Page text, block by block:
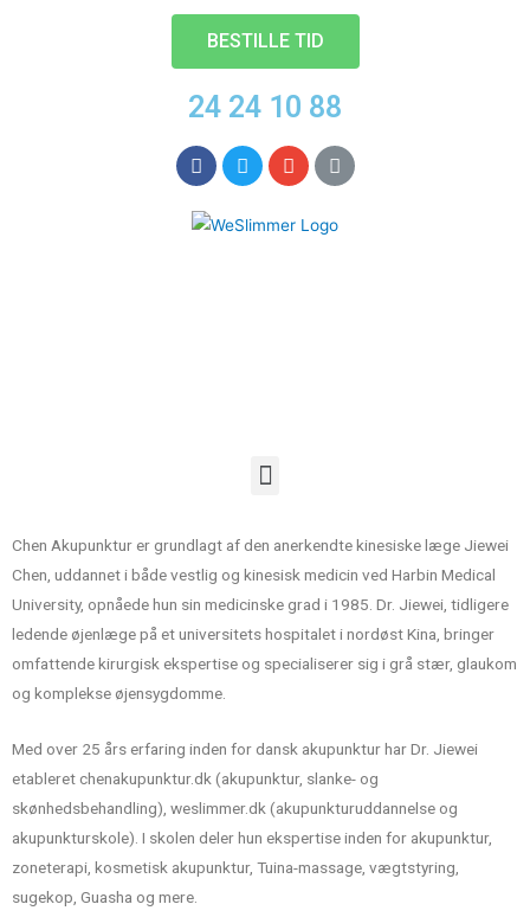
BESTILLE TID
24 24 10 88
Chen Akupunktur er grundlagt af den anerkendte kinesiske læge Jiewei
Chen, uddannet i både vestlig og kinesisk medicin ved Harbin Medical
University, opnåede hun sin medicinske grad i 1985. Dr. Jiewei, tidligere
ledende øjenlæge på et universitets hospitalet i nordøst Kina, bringer
omfattende kirurgisk ekspertise og specialiserer sig i grå stær, glaukom
og komplekse øjensygdomme.
Med over 25 års erfaring inden for dansk akupunktur har Dr. Jiewei
etableret chenakupunktur.dk (akupunktur, slanke- og
skønhedsbehandling), weslimmer.dk (akupunkturuddannelse og
akupunkturskole). I skolen deler hun ekspertise inden for akupunktur,
zoneterapi, kosmetisk akupunktur, Tuina-massage, vægtstyring,
sugekop, Guasha og mere.